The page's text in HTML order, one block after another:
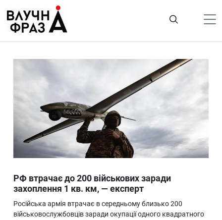
содержимому
Гроші
Лайфстайл
ТехноНаука
Людина
Ukraine
Про нас
РФ втрачає до 200 військових заради
захоплення 1 кв. км, — експерт
Російська армія втрачає в середньому близько 200
військовослужбовців заради окупації одного квадратного